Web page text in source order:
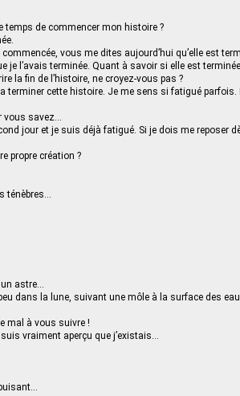
de commencer mon histoire ?
vous me dites aujourd’hui qu’elle est
je l’avais terminée. Quant à savoir si elle est
la fin de l’histoire, ne croyez-vous pas ?
terminer cette histoire. Je me sens si fatigué parfois.
vous savez…
jour et je suis déjà fatigué. Si je dois me reposer
propre création ?
ténèbres…
astre…
dans la lune, suivant une môle à la surface des
mal à vous suivre !
vraiment aperçu que j’existais…